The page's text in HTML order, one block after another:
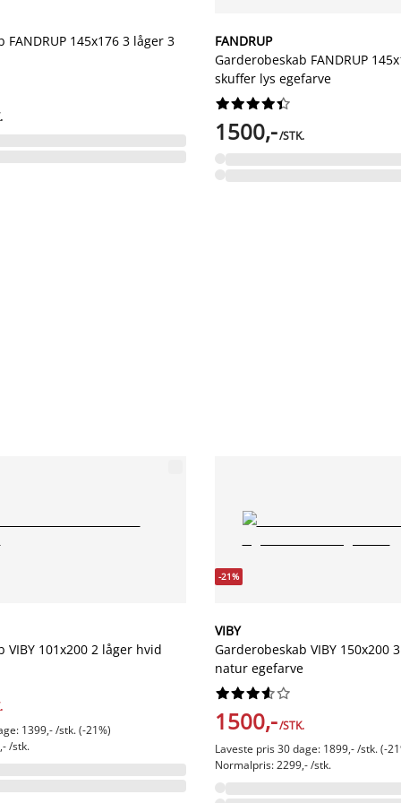
FANDRUP 145x176 3 låger 3
FANDRUP
Garderobeskab FANDRUP
skuffer lys egefarve






1500,-/STK.
VIBY 101x200 2 låger hvid
1399,- /stk. (-21%)
/stk.
-21%
VIBY
Garderobeskab VIBY 150x200
natur egefarve






1500,-/STK.
Laveste pris 30 dage: 1899,- /stk. (-
Normalpris: 2299,- /stk.